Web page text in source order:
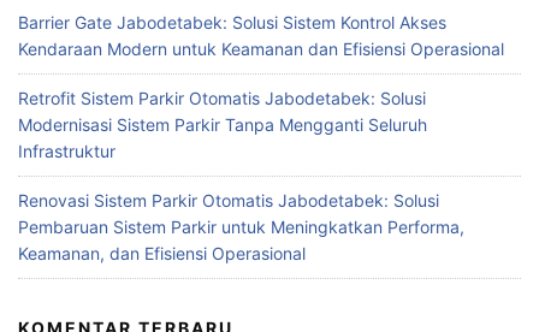
Barrier Gate Jabodetabek: Solusi Sistem Kontrol Akses
Kendaraan Modern untuk Keamanan dan Efisiensi Operasional
Retrofit Sistem Parkir Otomatis Jabodetabek: Solusi
Modernisasi Sistem Parkir Tanpa Mengganti Seluruh
Infrastruktur
Renovasi Sistem Parkir Otomatis Jabodetabek: Solusi
Pembaruan Sistem Parkir untuk Meningkatkan Performa,
Keamanan, dan Efisiensi Operasional